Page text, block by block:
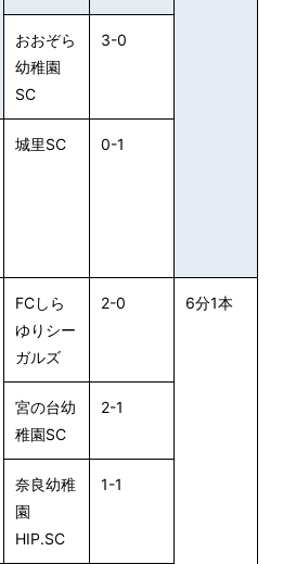
おおぞら
幼稚園
SC
3-0
城里SC 0-1
FCしら
ゆりシー
ガルズ
2-0 6分1本
宮の台幼
稚園SC
2-1
奈良幼稚
園
HIP.SC
1-1